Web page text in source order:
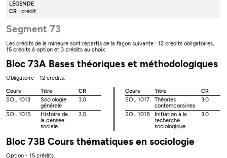
LÉGENDE
CR : crédit
Segment 73
Les crédits de la mineure sont répartis de la façon suivante : 12 crédits obligatoires,
15 crédits à option et 3 crédits au choix.
Bloc 73A Bases théoriques et méthodologiques
Obligatoire - 12 crédits.
Cours
Titre
CR
SOL 1013
Sociologie
générale
3.0
SOL 1015
Histoire de
la pensée
sociale
3.0
Cours Titre
CR
SOL 1017
Théories
contemporaines
3.0
SOL 1018
Initiation à la
recherche
sociologique
3.0
Bloc 73B Cours thématiques en sociologie
Option - 15 crédits.